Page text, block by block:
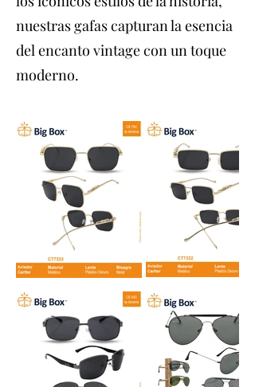
nuestras gafas capturan la esencia
del encanto vintage con un toque
moderno.